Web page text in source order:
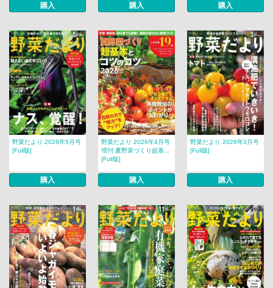
購入 購入 購入
野菜だより 2026年5月号
[Full版]
購入
野菜だより 2026年4月号
増刊 夏野菜づくり超基...
[Full版]
購入
野菜だより 2026年3月号
[Full版]
購入